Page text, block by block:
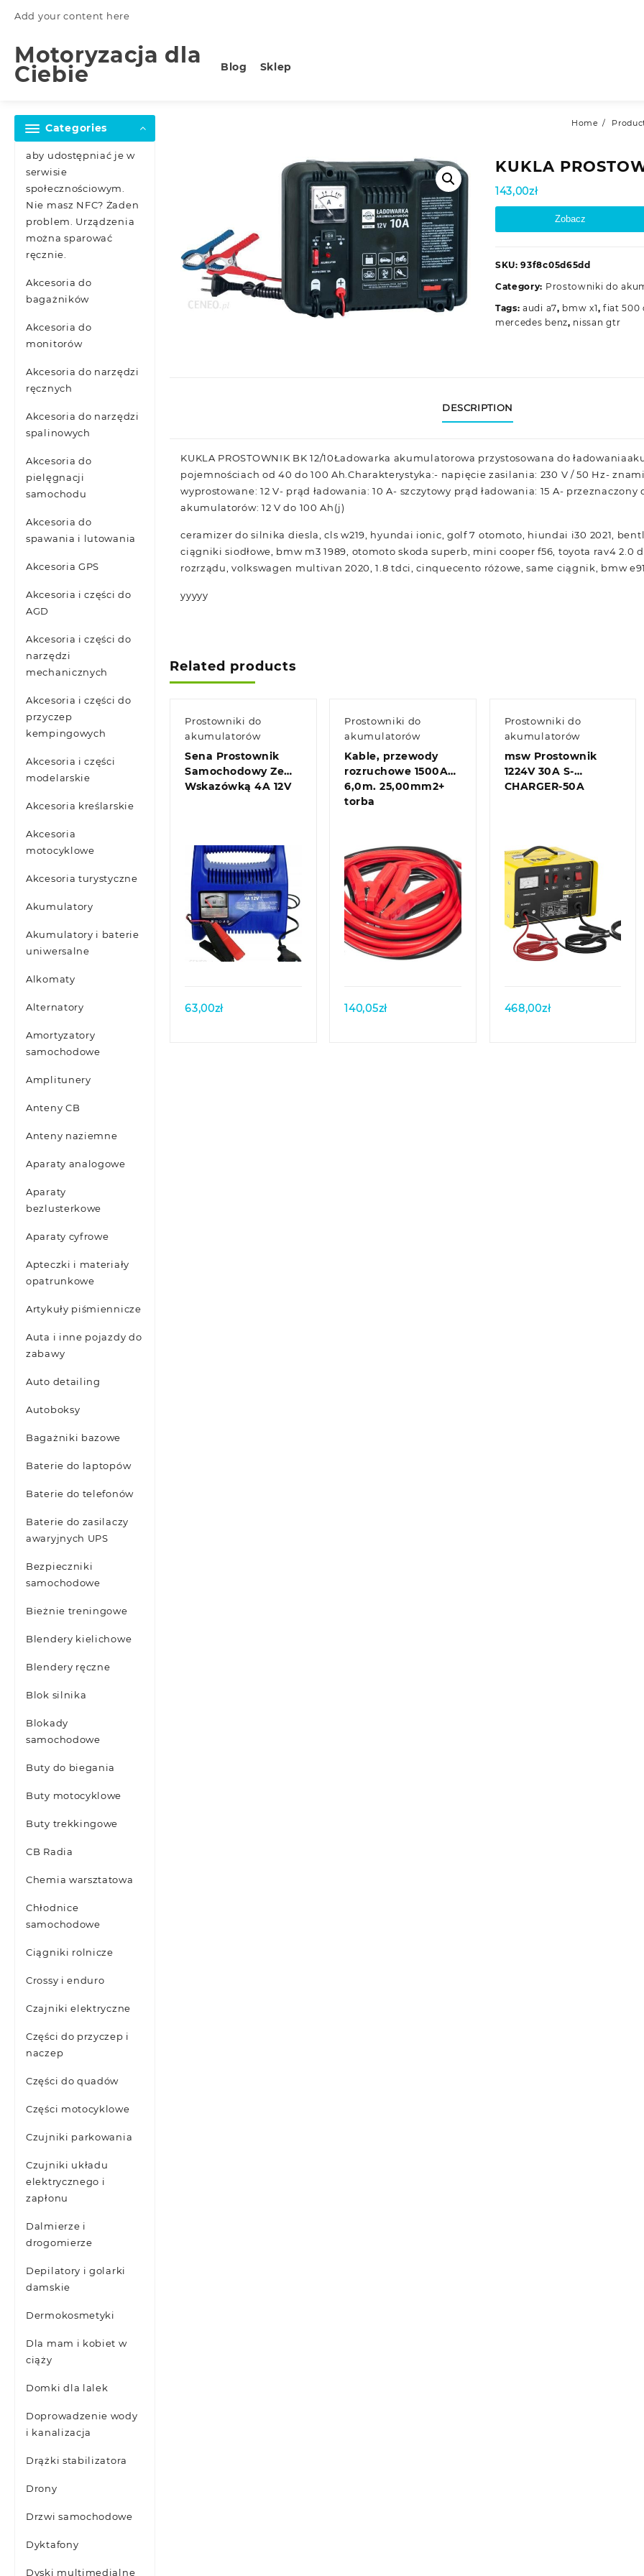
Add your content here
Motoryzacja dla
Ciebie Blog Sklep
Categories
aby udostępniać je w
serwisie
społecznościowym.
Nie masz NFC? Żaden
problem. Urządzenia
można sparować
ręcznie.
Akcesoria do
bagażników
Akcesoria do
monitorów
Akcesoria do narzędzi
ręcznych
Akcesoria do narzędzi
spalinowych
Akcesoria do
pielęgnacji
samochodu
Akcesoria do
spawania i lutowania
Akcesoria GPS
Akcesoria i części do
AGD
Akcesoria i części do
narzędzi
mechanicznych
Akcesoria i części do
przyczep
kempingowych
Akcesoria i części
modelarskie
Akcesoria kreślarskie
Akcesoria
motocyklowe
Akcesoria turystyczne
Akumulatory
Akumulatory i baterie
uniwersalne
Alkomaty
Alternatory
Amortyzatory
samochodowe
Amplitunery
Anteny CB
Anteny naziemne
Aparaty analogowe
Aparaty
bezlusterkowe
Aparaty cyfrowe
Apteczki i materiały
opatrunkowe
Artykuły piśmiennicze
Auta i inne pojazdy do
zabawy
Auto detailing
Autoboksy
Bagażniki bazowe
Baterie do laptopów
Baterie do telefonów
Baterie do zasilaczy
awaryjnych UPS
Bezpieczniki
samochodowe
Bieżnie treningowe
Blendery kielichowe
Blendery ręczne
Blok silnika
Blokady
samochodowe
Buty do biegania
Buty motocyklowe
Buty trekkingowe
CB Radia
Chemia warsztatowa
Chłodnice
samochodowe
Ciągniki rolnicze
Crossy i enduro
Czajniki elektryczne
Części do przyczep i
naczep
Części do quadów
Części motocyklowe
Czujniki parkowania
Czujniki układu
elektrycznego i
zapłonu
Dalmierze i
drogomierze
Depilatory i golarki
damskie
Dermokosmetyki
Dla mam i kobiet w
ciąży
Domki dla lalek
Doprowadzenie wody
i kanalizacja
Drążki stabilizatora
Drony
Drzwi samochodowe
Dyktafony
Dyski multimedialne
Home
KUKLA
143,00zł
Zobacz
SKU:93f8c05d65dd
Category: Prostowniki do
Tags:audi a7, bmw x1, fiat 500
mercedes benz, nissan gtr
DESCRIPTION
KUKLA PROSTOWNIK BK 12/10Ładowarka akumulatorowa przystosowana do
pojemnościach od 40 do 100 Ah.Charakterystyka:- napięcie zasilania: 230 V / 50 Hz-
wyprostowane: 12 V- prąd ładowania: 10 A- szczytowy prąd ładowania: 15 A- przeznaczony
akumulatorów: 12 V do 100 Ah(j)
ceramizer do silnika diesla, cls w219, hyundai ionic, golf 7 otomoto, hiundai i30 2021,
ciągniki siodłowe, bmw m3 1989, otomoto skoda superb, mini cooper f56, toyota rav4 2.0
rozrządu, volkswagen multivan 2020, 1.8 tdci, cinquecento różowe, same ciągnik, bmw
yyyyy
Related products
Prostowniki do
akumulatorów
Sena Prostownik
Samochodowy Ze
Wskazówką 4A 12V
Quick view
63,00zł
Prostowniki do
akumulatorów
Kable, przewody
rozruchowe 1500A
6,0m. 25,00mm2+
torba
Quick view
140,05zł
Prostowniki do
akumulatorów
msw Prostownik
1224V 30A S-
CHARGER-50A
Quick view
468,00zł